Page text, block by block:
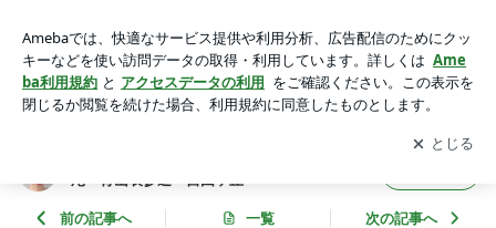
広尾・青山表参道・自由ヶ丘
アプリをダウンロードして ブログの更新通知
を受け取りまし
ょう。
開く
尾・青山表参道・自由ヶ丘
前の記事へ 一覧 次の記事へ